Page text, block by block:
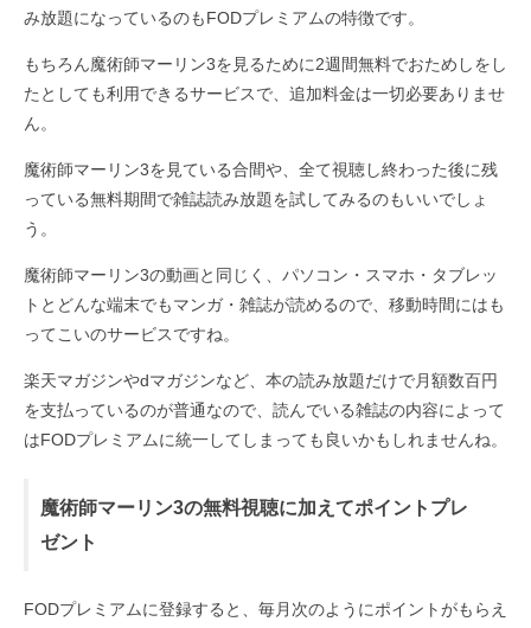
み放題になっているのもFODプレミアムの特徴です。
もちろん魔術師マーリン3を見るために2週間無料でおためしをし
たとしても利用できるサービスで、追加料金は一切必要ありませ
ん。
魔術師マーリン3を見ている合間や、全て視聴し終わった後に残
っている無料期間で雑誌読み放題を試してみるのもいいでしょ
う。
魔術師マーリン3の動画と同じく、パソコン・スマホ・タブレッ
トとどんな端末でもマンガ・雑誌が読めるので、移動時間にはも
ってこいのサービスですね。
楽天マガジンやdマガジンなど、本の読み放題だけで月額数百円
を支払っているのが普通なので、読んでいる雑誌の内容によって
はFODプレミアムに統一してしまっても良いかもしれませんね。
魔術師マーリン3の無料視聴に加えてポイントプレ
ゼント
FODプレミアムに登録すると、毎月次のようにポイントがもらえ